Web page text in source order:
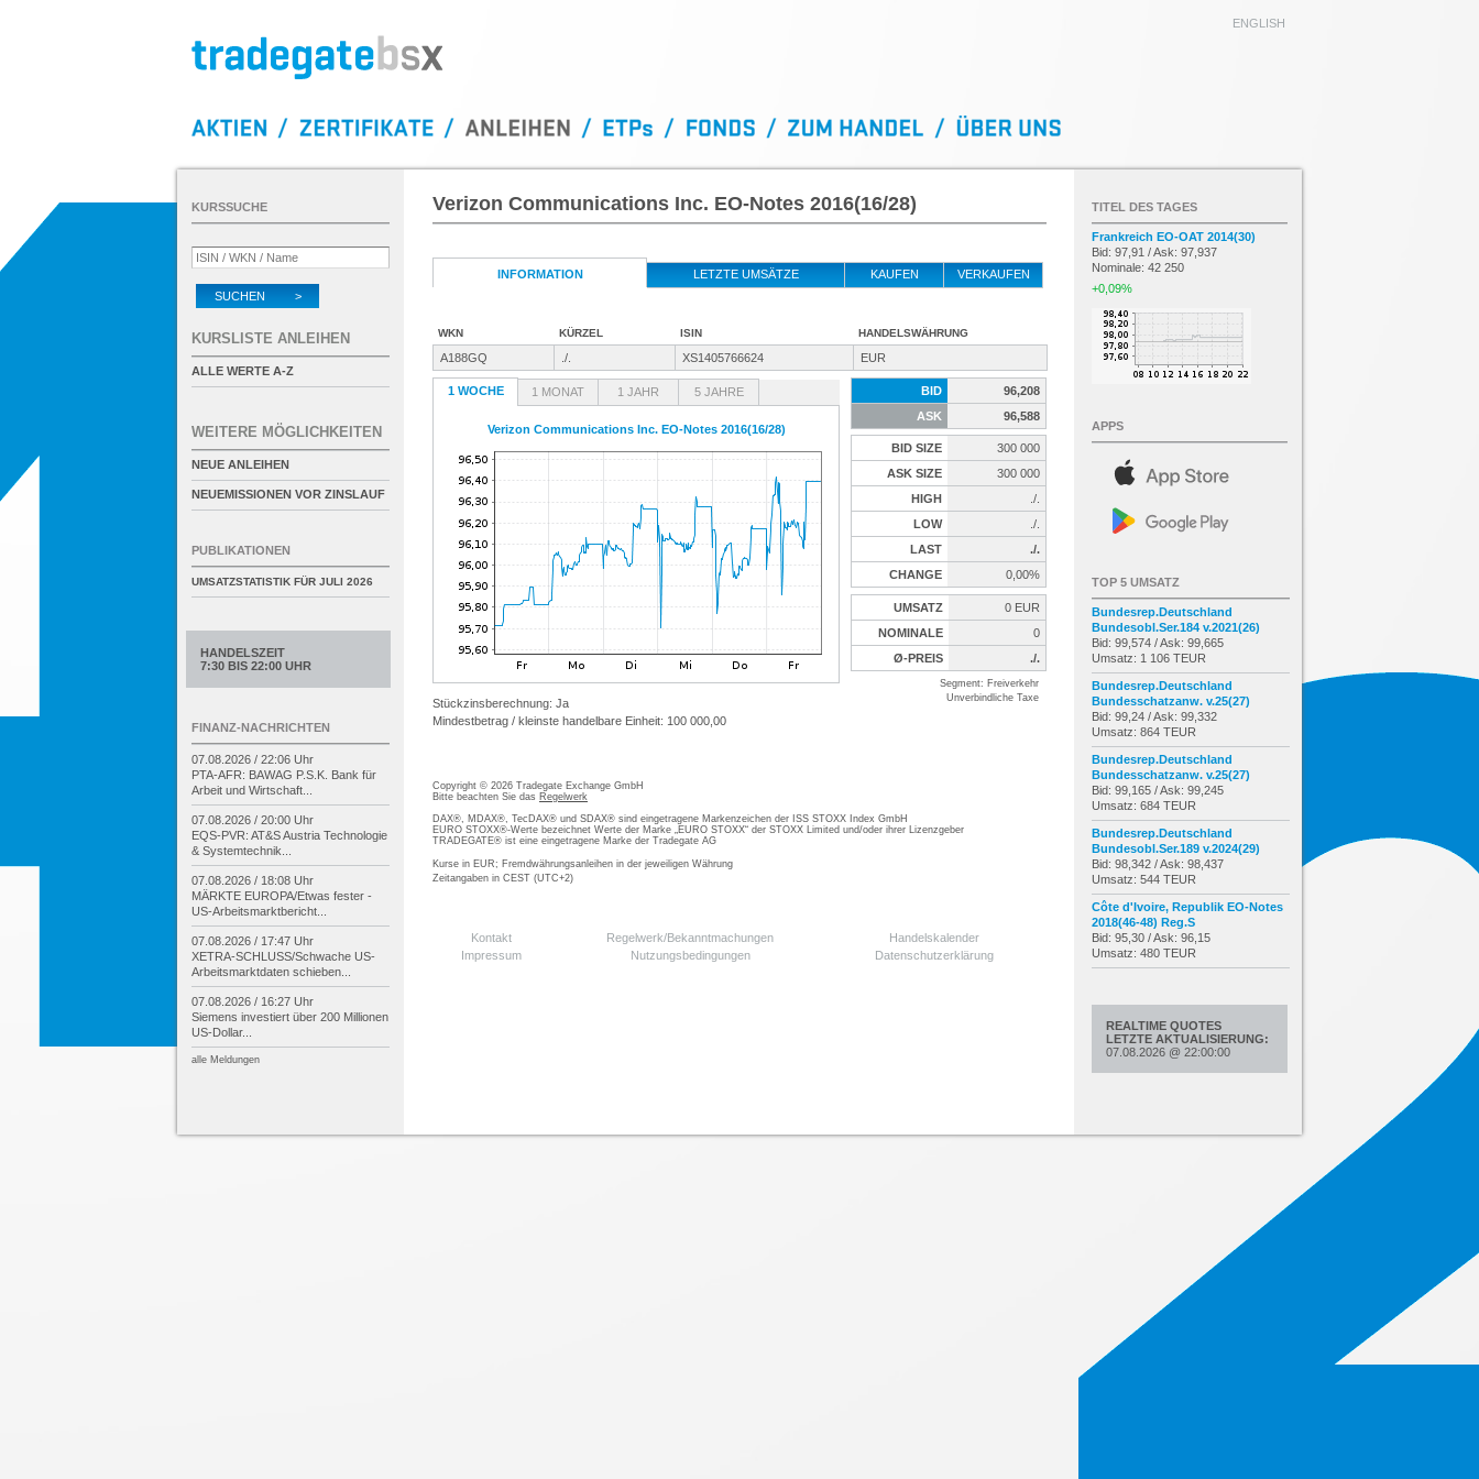
ENGLISH
Verizon Communications Inc. EO-Notes 2016(16/28)
INFORMATION LETZTE UMSÄTZE KAUFEN VERKAUFEN
WKN KÜRZEL ISIN HANDELSWÄHRUNG
A188GQ ./. XS1405766624 EUR
1 WOCHE 1 MONAT 1 JAHR 5 JAHRE
Verizon Communications Inc. EO-Notes 2016(16/28)
Stückzinsberechnung: Ja
Mindestbetrag / kleinste handelbare Einheit: 100 000,00
BID
96,208
ASK
96,588
BID SIZE
300 000
ASK SIZE
300 000
HIGH
./.
LOW
./.
LAST
./.
CHANGE
0,00%
UMSATZ
0 EUR
NOMINALE
0
Ø-PREIS
./.
Segment: Freiverkehr
Unverbindliche Taxe
Copyright © 2026 Tradegate Exchange GmbH
Bitte beachten Sie das Regelwerk
DAX®, MDAX®, TecDAX® und SDAX® sind eingetragene Markenzeichen der ISS STOXX Index GmbH
EURO STOXX®-Werte bezeichnet Werte der Marke „EURO STOXX“ der STOXX Limited und/oder ihrer Lizenzgeber
TRADEGATE® ist eine eingetragene Marke der Tradegate AG
Kurse in EUR; Fremdwährungsanleihen in der jeweiligen Währung
Zeitangaben in CEST (UTC+2)
Kontakt Regelwerk/Bekanntmachungen
Handelskalender
Impressum
Nutzungsbedingungen Datenschutzerklärung
KURSSUCHE
SUCHEN >
KURSLISTE ANLEIHEN
ALLE WERTE A-Z
WEITERE MÖGLICHKEITEN
NEUE ANLEIHEN
NEUEMISSIONEN VOR ZINSLAUF
PUBLIKATIONEN
UMSATZSTATISTIK FÜR JULI 2026
HANDELSZEIT
7:30 BIS 22:00 UHR
FINANZ-NACHRICHTEN
07.08.2026 / 22:06 Uhr
PTA-AFR: BAWAG P.S.K. Bank für
Arbeit und Wirtschaft...
07.08.2026 / 20:00 Uhr
EQS-PVR: AT&S Austria Technologie
& Systemtechnik...
07.08.2026 / 18:08 Uhr
MÄRKTE EUROPA/Etwas fester -
US-Arbeitsmarktbericht...
07.08.2026 / 17:47 Uhr
XETRA-SCHLUSS/Schwache US-
Arbeitsmarktdaten schieben...
07.08.2026 / 16:27 Uhr
Siemens investiert über 200 Millionen
US-Dollar...
alle Meldungen
TITEL DES TAGES
Frankreich EO-OAT 2014(30)
Bid: 97,91 / Ask: 97,937
Nominale: 42 250
+0,09%
APPS
TOP 5 UMSATZ
Bundesrep.Deutschland
Bundesobl.Ser.184 v.2021(26)
Bid: 99,574 / Ask: 99,665
Umsatz: 1 106 TEUR
Bundesrep.Deutschland
Bundesschatzanw. v.25(27)
Bid: 99,24 / Ask: 99,332
Umsatz: 864 TEUR
Bundesrep.Deutschland
Bundesschatzanw. v.25(27)
Bid: 99,165 / Ask: 99,245
Umsatz: 684 TEUR
Bundesrep.Deutschland
Bundesobl.Ser.189 v.2024(29)
Bid: 98,342 / Ask: 98,437
Umsatz: 544 TEUR
Côte d'Ivoire, Republik EO-Notes
2018(46-48) Reg.S
Bid: 95,30 / Ask: 96,15
Umsatz: 480 TEUR
REALTIME QUOTES
LETZTE AKTUALISIERUNG:
07.08.2026 @ 22:00:00